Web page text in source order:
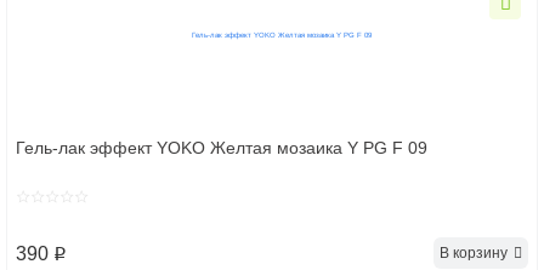
Гель-лак эффект YOKO Желтая мозаика Y PG F 09
390 p В корзину